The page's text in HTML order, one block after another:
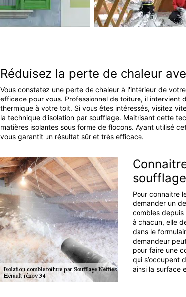
Réduisez la perte de chaleur
Vous constatez une perte de chaleur à l'intérieur de
efficace pour vous. Professionnel de toiture, il intervient
thermique à votre toit. Si vous êtes intéressés, visitez
la technique d'isolation par soufflage. Maitrisant cette
matières isolantes sous forme de flocons. Ayant utilisé
vous garantit un résultat sûr et très efficace.
Pour connaitre
demander un
combles
à chacun, elle
dans le
demandeur
pour faire une
qui s’occupent
ainsi la surface